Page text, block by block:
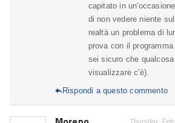
capitato in
di non vedere niente
realtà un problema di
prova con il
sei sicuro che
visualizzare c'è).
Rispondi a questo commento
Thursday,